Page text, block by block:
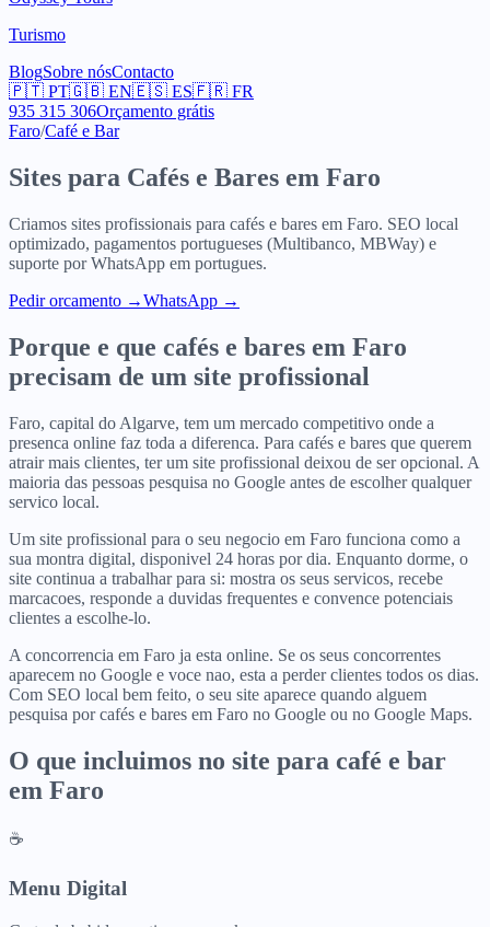
Turismo
BlogSobre nósContacto
🇵🇹 PT🇬🇧 EN🇪🇸 ES🇫🇷 FR
935 315 306Orçamento grátis
Faro/Café e Bar
Sites para Cafés e Bares em Faro
Criamos sites profissionais para cafés e bares em Faro. SEO local
optimizado, pagamentos portugueses (Multibanco, MBWay) e
suporte por WhatsApp em portugues.
Pedir orcamento →WhatsApp →
Porque e que cafés e bares em Faro
precisam de um site profissional
Faro, capital do Algarve, tem um mercado competitivo onde a
presenca online faz toda a diferenca. Para cafés e bares que querem
atrair mais clientes, ter um site profissional deixou de ser opcional. A
maioria das pessoas pesquisa no Google antes de escolher qualquer
servico local.
Um site profissional para o seu negocio em Faro funciona como a
sua montra digital, disponivel 24 horas por dia. Enquanto dorme, o
site continua a trabalhar para si: mostra os seus servicos, recebe
marcacoes, responde a duvidas frequentes e convence potenciais
clientes a escolhe-lo.
A concorrencia em Faro ja esta online. Se os seus concorrentes
aparecem no Google e voce nao, esta a perder clientes todos os dias.
Com SEO local bem feito, o seu site aparece quando alguem
pesquisa por cafés e bares em Faro no Google ou no Google Maps.
O que incluimos no site para café e bar
em Faro
☕
Menu Digital